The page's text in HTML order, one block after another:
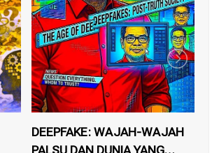
DEEPFAKE: WAJAH-WAJAH